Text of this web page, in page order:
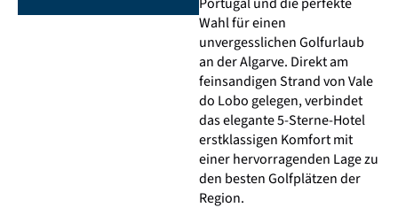
Wahl für einen
unvergesslichen Golfurlaub
an der Algarve. Direkt am
feinsandigen Strand von Vale
do Lobo gelegen, verbindet
das elegante 5-Sterne-Hotel
erstklassigen Komfort mit
einer hervorragenden Lage zu
den besten Golfplätzen der
Region.